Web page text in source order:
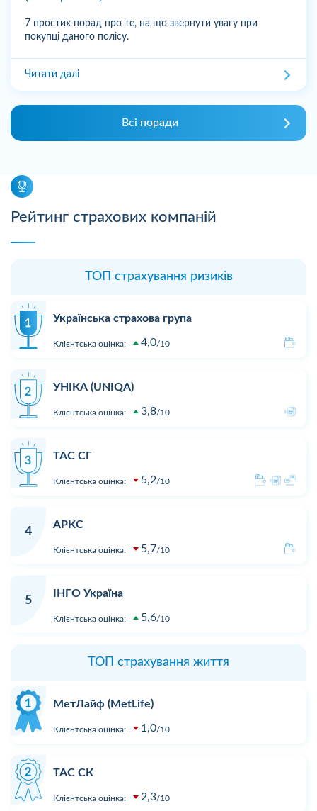
7 простих порад про те, на що звернути увагу при
покупці даного полісу.
Читати далі
Всі поради
Рейтинг страхових компаній
ТОП страхування ризиків
Українська страхова група
Клієнтська оцінка: 4,0 10
УНІКА (UNIQA)
Клієнтська оцінка: 3,8 10
ТАС СГ
Клієнтська оцінка: 5,2 10
4
АРКС
Клієнтська оцінка: 5,7 10
5
ІНГО Україна
Клієнтська оцінка: 5,6 10
ТОП страхування життя
МетЛайф (MetLife)
Клієнтська оцінка: 1,0 10
ТАС СК
Клієнтська оцінка: 2,3 10